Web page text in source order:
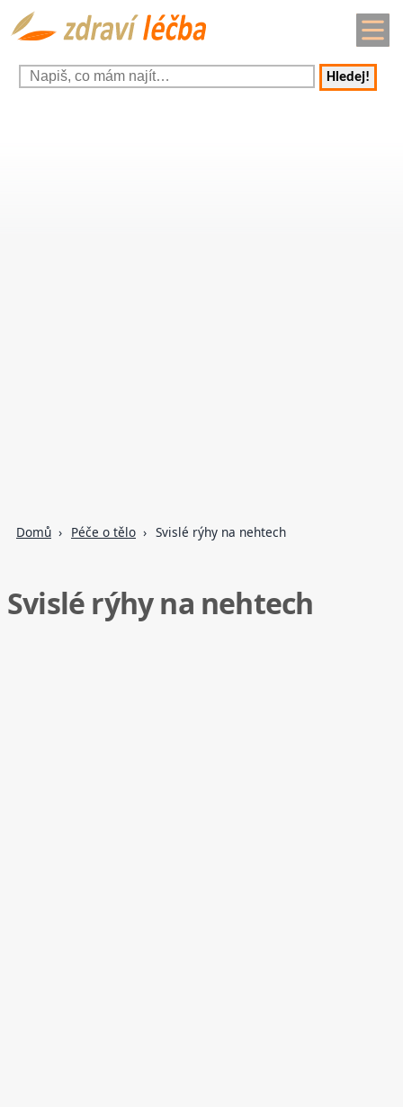
Hledej!
Domů Péče o tělo Svislé rýhy na nehtech
Svislé rýhy na nehtech